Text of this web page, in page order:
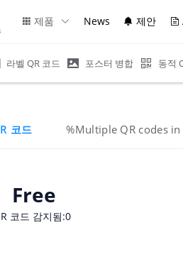
제품 News 제안
라벨 QR 코드 포스터 병합 동적
코드 %Multiple QR codes
Free
코드 감지됨:0